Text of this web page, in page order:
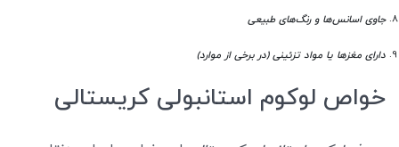
جاوی اسانس‌ها و رنگ‌های طبیعی
دارای مغزها یا مواد تزئینی (در برخی از موارد)
خواص لوکوم استانبولی کریستالی